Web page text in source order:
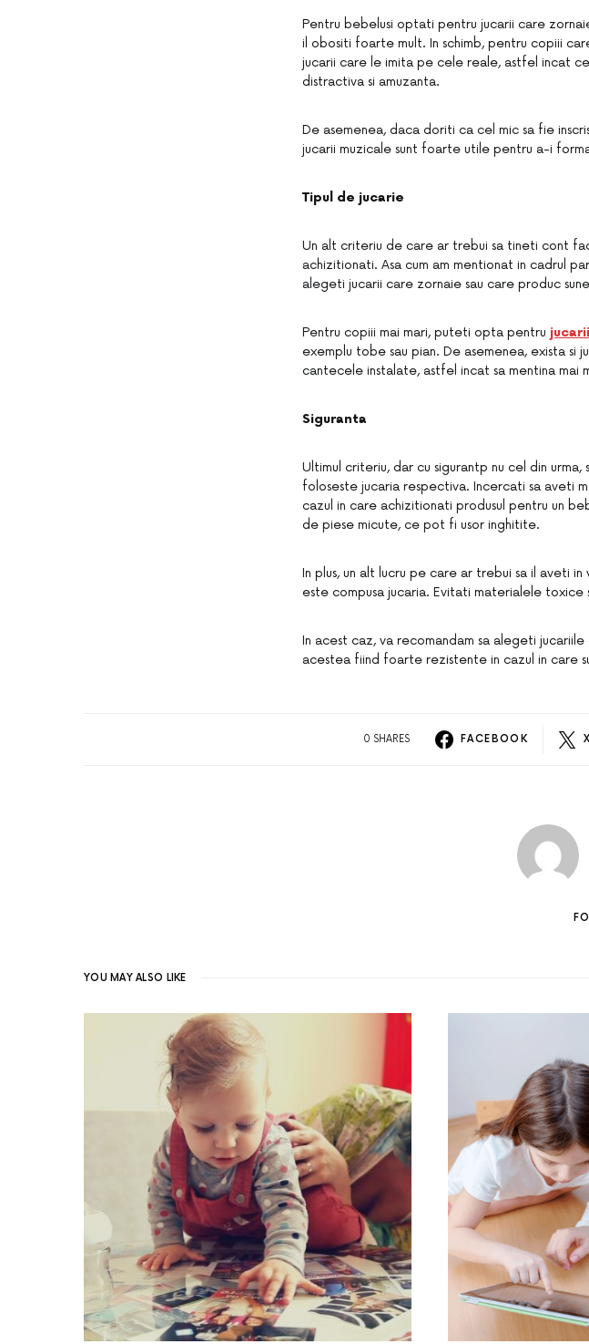
Pentru bebelusi optati pentru jucarii care
il obositi foarte mult. In schimb, pentru copiii
jucarii care le imita pe cele reale, astfel incat
distractiva si amuzanta.
De asemenea, daca doriti ca cel mic sa fie
jucarii muzicale sunt foarte utile pentru a-i
Tipul de jucarie
Un alt criteriu de care ar trebui sa tineti cont
achizitionati. Asa cum am mentionat in cadrul
alegeti jucarii care zornaie sau care produc
Pentru copiii mai mari, puteti opta pentru
exemplu tobe sau pian. De asemenea, exista
cantecele instalate, astfel incat sa mentina mai
Siguranta
Ultimul criteriu, dar cu sigurantp nu cel din
foloseste jucaria respectiva. Incercati sa aveti
cazul in care achizitionati produsul pentru un
de piese micute, ce pot fi usor inghitite.
In plus, un alt lucru pe care ar trebui sa il aveti
este compusa jucaria. Evitati materialele
In acest caz, va recomandam sa alegeti
acestea fiind foarte rezistente in cazul in care
0 SHARES FACEBOOK
YOU MAY ALSO LIKE